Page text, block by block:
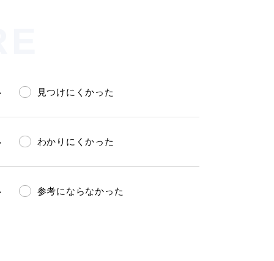
見つけにくかった
わかりにくかった
参考にならなかった